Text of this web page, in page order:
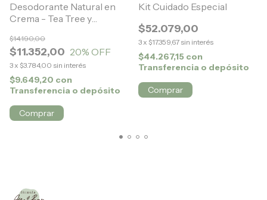
Desodorante Natural en
Crema - Tea Tree y
$11.352,00
$14.190,00
20% OFF
3x $3.784,00 sin interés
$9.649,20 con
Transferencia o depósito
Kit Cuidado Especial
$52.079,00
3x $17.359,67 sin interés
$44.267,15 con
Transferencia o depósito
Comprar